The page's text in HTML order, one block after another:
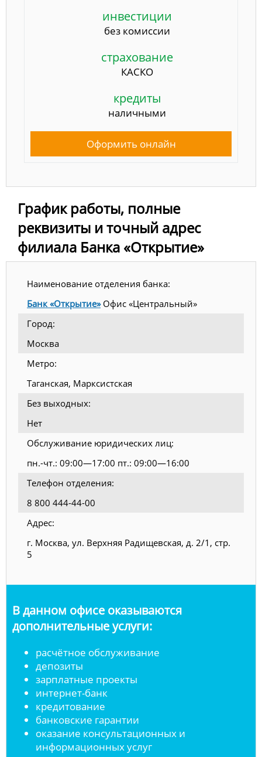
инвестиции
без комиссии
страхование
КАСКО
кредиты
наличными
Оформить онлайн
График работы, полные
реквизиты и точный адрес
филиала Банка «Открытие»
Наименование отделения банка:
Банк «Открытие»Офис «Центральный»
Город:
Москва
Метро:
Таганская, Марксистская
Без выходных:
Нет
Обслуживание юридических лиц:
пн.-чт.: 09:00—17:00 пт.: 09:00—16:00
Телефон отделения:
8 800 444-44-00
Адрес:
г. Москва, ул. Верхняя Радищевская, д. 2/1, стр.
5
В данном офисе оказываются
дополнительные услуги:
расчётное обслуживание
депозиты
зарплатные проекты
интернет-банк
кредитование
банковские гарантии
оказание консультационных и
информационных услуг